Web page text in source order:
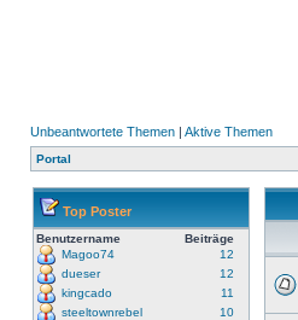
Unbeantwortete Themen | Aktive Themen
Portal
Top Poster
Benutzername
Beiträge
Magoo74
12
dueser
12
kingcado
11
steeltownrebel
10